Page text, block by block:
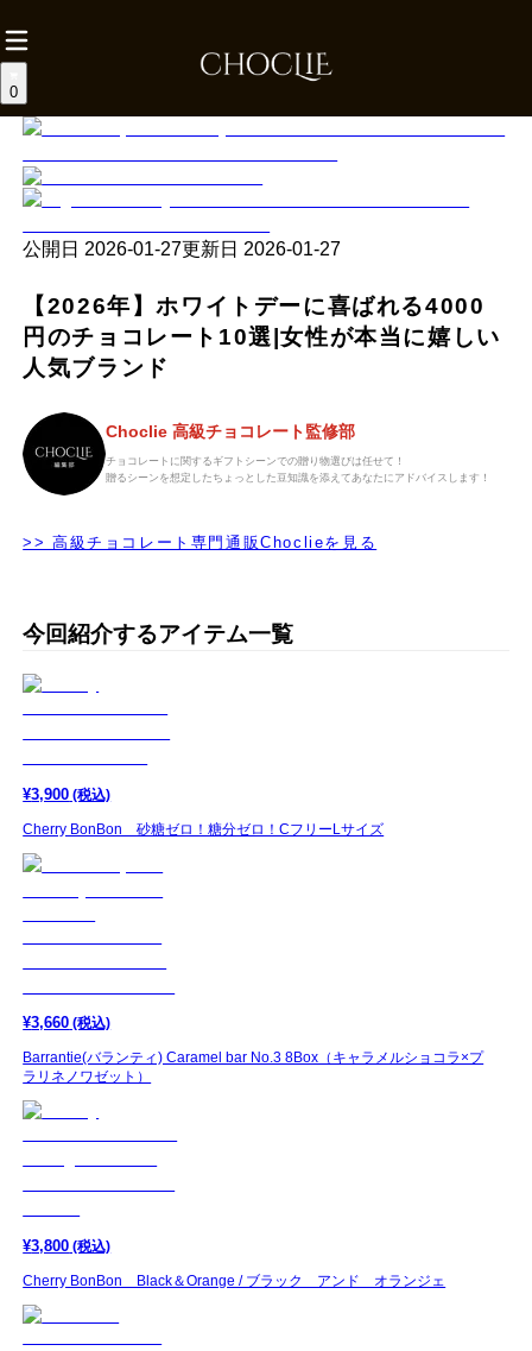
0
公開日 2026-01-27更新日 2026-01-27
【2026年】ホワイトデーに喜ばれる4000
円のチョコレート10選|女性が本当に嬉しい
人気ブランド
Choclie 高級チョコレート監修部
チョコレートに関するギフトシーンでの贈り物選びは任せて！
贈るシーンを想定したちょっとした豆知識を添えてあなたにアドバイスします！
>> 高級チョコレート専門通販Choclieを見る
今回紹介するアイテム一覧
¥3,900 (税込)
Cherry BonBon 砂糖ゼロ！糖分ゼロ！CフリーLサイズ
¥3,660 (税込)
Barrantie(バランティ) Caramel bar No.3 8Box（キャラメルショコラ×プ
ラリネノワゼット）
¥3,800 (税込)
Cherry BonBon Black＆Orange / ブラック アンド オランジェ